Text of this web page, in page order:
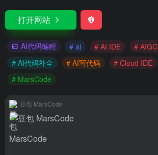
打开网站
AI代码编程 # ai # AI IDE # AIGC
# AI代码补全
# AI写代码 # Cloud IDE
# MarsCode
豆包 MarsCode